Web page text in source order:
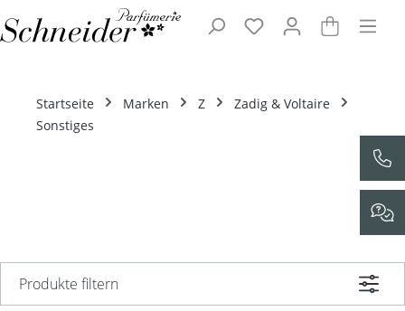
Zum Hauptinhalt springen
Startseite Marken Z
Zadig & Voltaire
Sonstiges
Produkte filtern